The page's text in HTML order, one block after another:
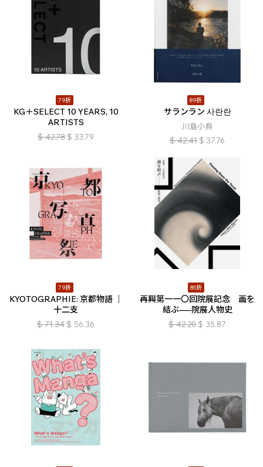
79折
KG＋SELECT 10 YEARS, 10
ARTISTS
$ 42.78 $ 33.79
89折
サランラン 사란란
川島小鳥
$ 42.41 $ 37.76
79折
KYOTOGRAPHIE: 京都物語 ｜
十二支
$ 71.34 $ 56.36
85折
再興第一一〇回院展記念 画を
結ぶ–––院展人物史
$ 42.20 $ 35.87